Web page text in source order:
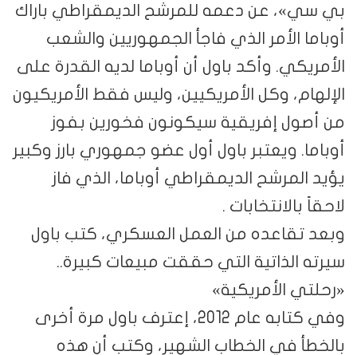
بي سي»، عن دعمه للمرشح الديمقراطي باراك
أوباما الأمر الذي فاجأ الجمهوريين والشعب
الأمريكي. وأكد باول أن أوباما لديه القدرة على
الإلهام، وكل الأمريكيين، وليس فقط الأمريكيون
من أصول إفريقية سيكونون فخورين بفوز
أوباما. ويعتبر باول أول عضو جمهوري بارز وكبير
يؤيد المرشح الديمقراطي أوباما، الذي فاز
لاحقاً بالانتخابات .
وبعد تقاعده من العمل العسكري، كتب باول
سيرته الذاتية التي حققت مبيعات كبيرة..
«رحلتي الأمريكية»
وفي كتابه عام 2012، إعترف باول مرة أخرى
بالخطأ في الخطاب الشهير، وكتب أن هذه